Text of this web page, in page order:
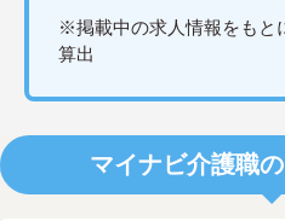
※掲載中の求人情報をもと
算出
マイナビ介護職